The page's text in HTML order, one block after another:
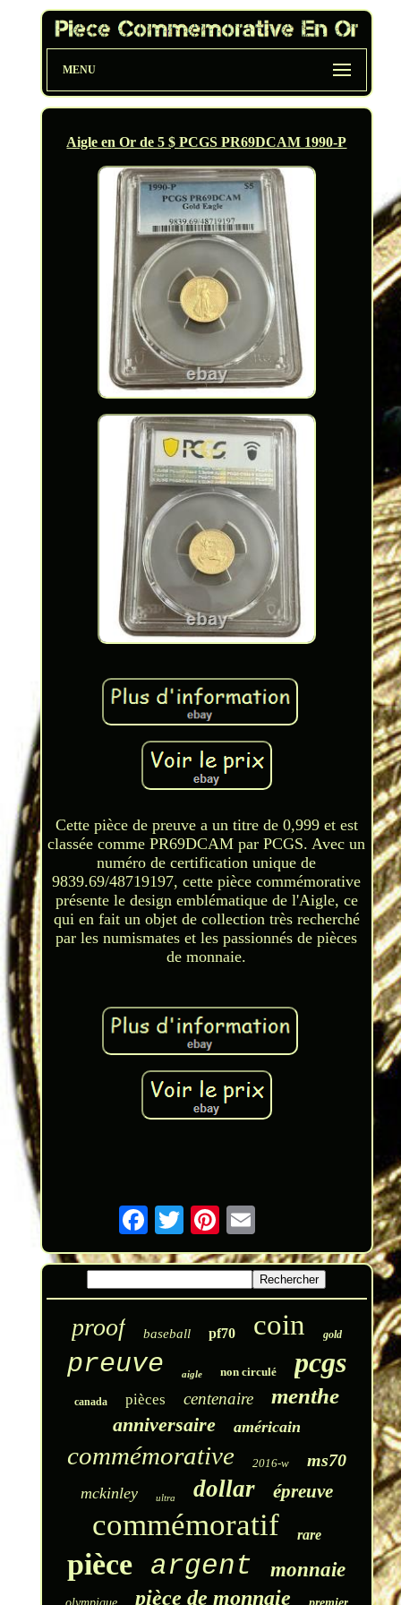
MENU
Aigle en Or de 5 $ PCGS PR69DCAM 1990-P
Cette pièce de preuve a un titre de 0,999 et est
classée comme PR69DCAM par PCGS. Avec un
numéro de certification unique de
9839.69/48719197, cette pièce commémorative
présente le design emblématique de l'Aigle, ce
qui en fait un objet de collection très recherché
par les numismates et les passionnés de pièces
de monnaie.
proof baseball pf70 coin gold
preuve aigle non circulé pcgs
canada pièces centenaire menthe
anniversaire américain
commémorative 2016-w ms70
mckinley ultra dollar épreuve
commémoratif rare
pièce argent monnaie
pièce de monnaie